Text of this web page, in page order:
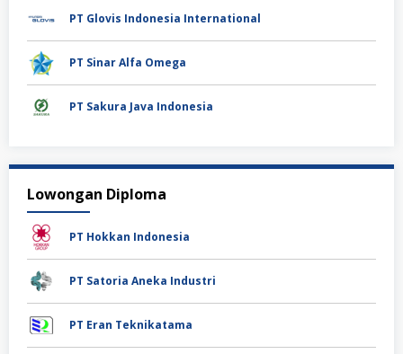
PT Glovis Indonesia International
PT Sinar Alfa Omega
PT Sakura Java Indonesia
Lowongan Diploma
PT Hokkan Indonesia
PT Satoria Aneka Industri
PT Eran Teknikatama